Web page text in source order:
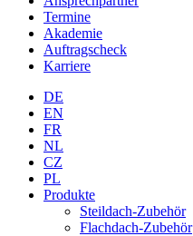
Termine
Akademie
Auftragscheck
Karriere
DE
EN
FR
NL
CZ
PL
Produkte
Steildach-Zubehör
Flachdach-Zubehör